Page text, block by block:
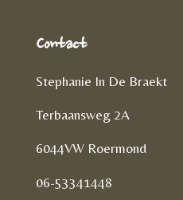
Contact
Stephanie In De Braekt
Terbaansweg 2A
6044VW Roermond
06-53341448